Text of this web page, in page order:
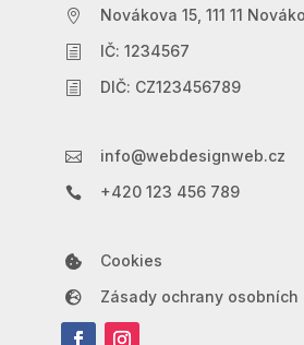
 Novákova 15, 111 11
h IČ: 1234567
h DIČ: CZ123456789
 info@webdesignweb.cz
 +420 123 456 789
 Cookies
 Zásady ochrany osobních